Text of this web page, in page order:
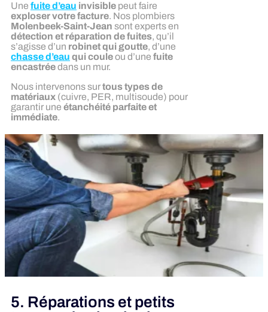
Une fuite d’eau invisible peut faire
exploser votre facture. Nos plombiers
Molenbeek-Saint-Jean sont experts en
détection et réparation de fuites, qu’il
s’agisse d’un robinet qui goutte, d’une
chasse d’eau qui couleou d’une fuite
encastréedans un mur.
Nous intervenons surtous types de
matériaux (cuivre, PER, multisoude) pour
garantir une étanchéité parfaite et
immédiate.
5. Réparations et petits